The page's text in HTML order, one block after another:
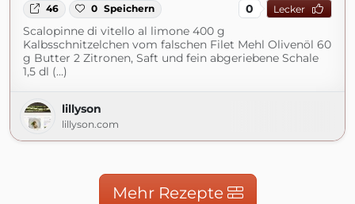
46 0 Speichern 0 Lecker
Scalopinne di vitello al limone 400 g
Kalbsschnitzelchen vom falschen Filet Mehl Olivenöl 60
g Butter 2 Zitronen, Saft und fein abgeriebene Schale
1,5 dl (...)
lillyson
lillyson.com
Mehr Rezepte